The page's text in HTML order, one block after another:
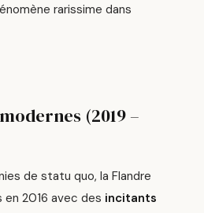
rarissime dans
(2019 –
de statu quo, la Flandre
2016 avec des incitants